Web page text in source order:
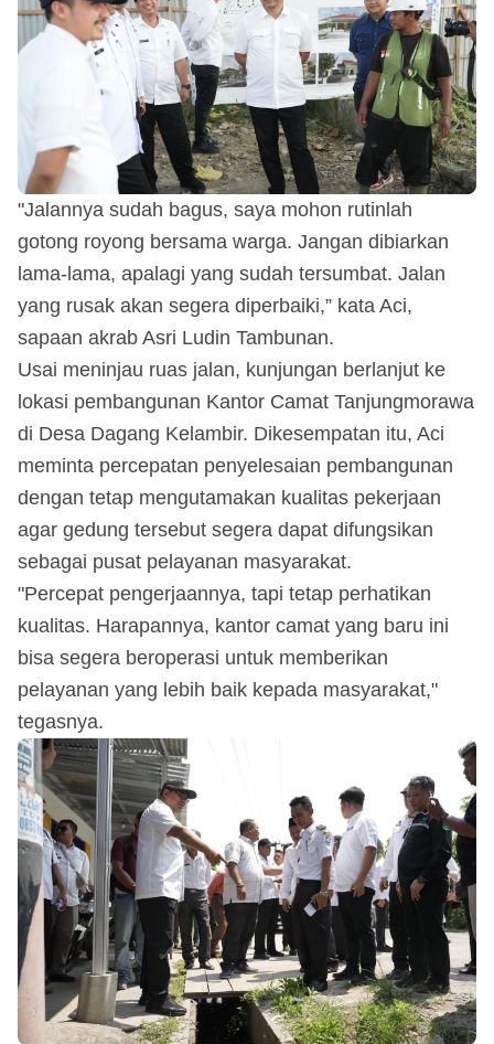
"Jalannya sudah bagus, saya mohon rutinlah
gotong royong bersama warga. Jangan dibiarkan
lama-lama, apalagi yang sudah tersumbat. Jalan
yang rusak akan segera diperbaiki,” kata Aci,
sapaan akrab Asri Ludin Tambunan.
Usai meninjau ruas jalan, kunjungan berlanjut ke
lokasi pembangunan Kantor Camat Tanjungmorawa
di Desa Dagang Kelambir. Dikesempatan itu, Aci
meminta percepatan penyelesaian pembangunan
dengan tetap mengutamakan kualitas pekerjaan
agar gedung tersebut segera dapat difungsikan
sebagai pusat pelayanan masyarakat.
"Percepat pengerjaannya, tapi tetap perhatikan
kualitas. Harapannya, kantor camat yang baru ini
bisa segera beroperasi untuk memberikan
pelayanan yang lebih baik kepada masyarakat,"
tegasnya.